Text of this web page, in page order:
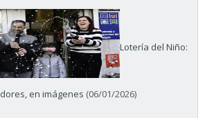
Lotería del Niño:
en imágenes (06/01/2026)